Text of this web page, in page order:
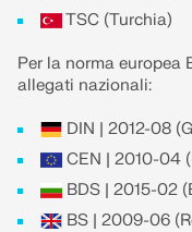
TSC (Turchia)
Per la norma europea
allegati nazionali:
DIN | 2012-08
CEN | 2010-04
BDS | 2015-02
BS | 2009-06